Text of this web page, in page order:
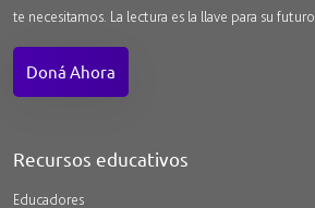
te necesitamos. La lectura es la llave para su futuro.
Doná Ahora
Recursos educativos
Educadores